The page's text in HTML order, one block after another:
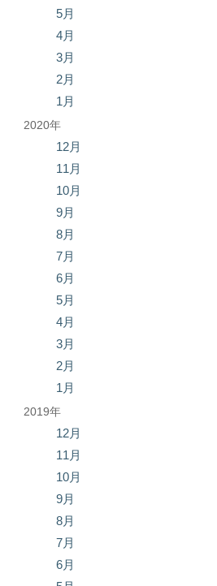
5月
4月
3月
2月
1月
2020年
12月
11月
10月
9月
8月
7月
6月
5月
4月
3月
2月
1月
2019年
12月
11月
10月
9月
8月
7月
6月